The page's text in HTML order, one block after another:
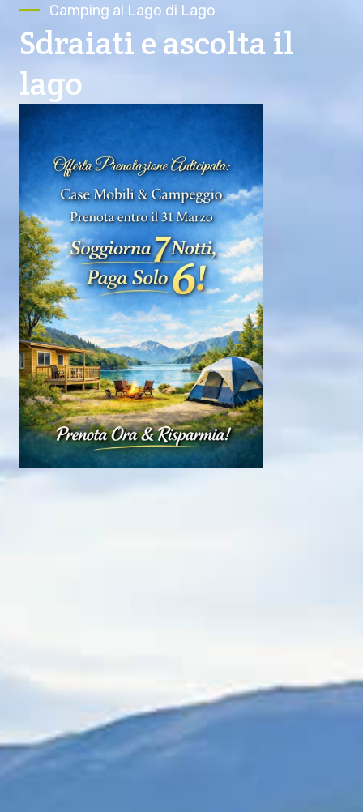
Camping al Lago di Lago
Benvenuti
Camping al Lago di Lago
Sdraiati e ascolta il
lago